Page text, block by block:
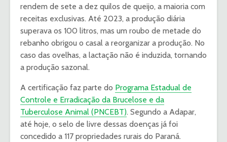
rendem de sete a dez quilos de queijo, a maioria com
receitas exclusivas. Até 2023, a produção diária
superava os 100 litros, mas um roubo de metade do
rebanho obrigou o casal a reorganizar a produção. No
caso das ovelhas, a lactação não é induzida, tornando
a produção sazonal.
A certificação faz parte do Programa Estadual de
Controle e Erradicação da Brucelose e da
Tuberculose Animal (PNCEBT). Segundo a Adapar,
até hoje, o selo de livre dessas doenças já foi
concedido a 117 propriedades rurais do Paraná.